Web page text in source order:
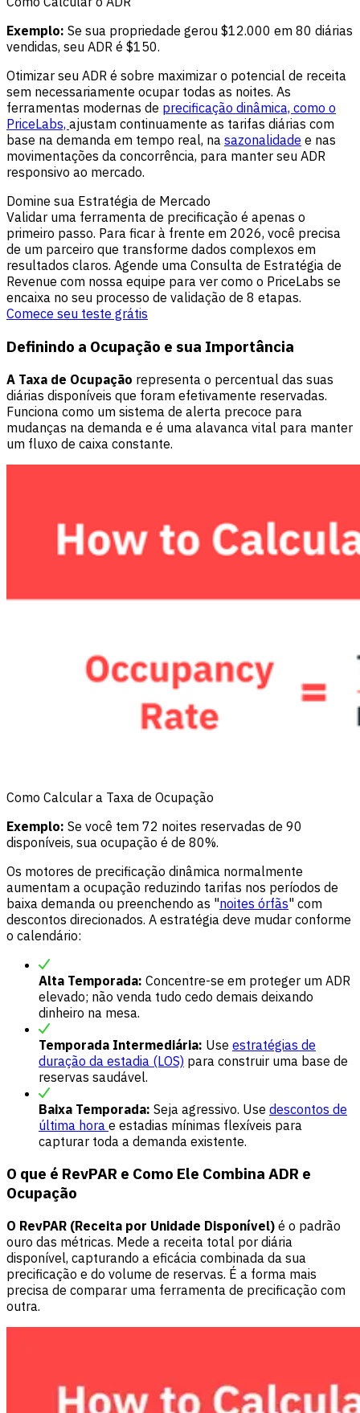
Exemplo: Se sua propriedade gerou $12.000 em 80 diárias
vendidas, seu ADR é $150.
Otimizar seu ADR é sobre maximizar o potencial de receita
sem necessariamente ocupar todas as noites. As
ferramentas modernas de precificação dinâmica, como o
PriceLabs, ajustam continuamente as tarifas diárias com
base na demanda em tempo real, na sazonalidade e nas
movimentações da concorrência, para manter seu ADR
responsivo ao mercado.
Domine sua Estratégia de Mercado
Validar uma ferramenta de precificação é apenas o
primeiro passo. Para ficar à frente em 2026, você precisa
de um parceiro que transforme dados complexos em
resultados claros. Agende uma Consulta de Estratégia de
Revenue com nossa equipe para ver como o PriceLabs se
encaixa no seu processo de validação de 8 etapas.
Comece seu teste grátis
Definindo a Ocupação e sua Importância
A Taxa de Ocupação representa o percentual das suas
diárias disponíveis que foram efetivamente reservadas.
Funciona como um sistema de alerta precoce para
mudanças na demanda e é uma alavanca vital para manter
um fluxo de caixa constante.
Como Calcular a Taxa de Ocupação
Exemplo: Se você tem 72 noites reservadas de 90
disponíveis, sua ocupação é de 80%.
Os motores de precificação dinâmica normalmente
aumentam a ocupação reduzindo tarifas nos períodos de
baixa demanda ou preenchendo as "noites órfãs" com
descontos direcionados. A estratégia deve mudar conforme
o calendário:
Alta Temporada: Concentre-se em proteger um ADR
elevado; não venda tudo cedo demais deixando
dinheiro na mesa.
Temporada Intermediária: Use estratégias de
duração da estadia (LOS) para construir uma base de
reservas saudável.
Baixa Temporada: Seja agressivo. Use descontos de
última hora e estadias mínimas flexíveis para
capturar toda a demanda existente.
O que é RevPAR e Como Ele Combina ADR e
Ocupação
O RevPAR (Receita por Unidade Disponível) é o padrão
ouro das métricas. Mede a receita total por diária
disponível, capturando a eficácia combinada da sua
precificação e do volume de reservas. É a forma mais
precisa de comparar uma ferramenta de precificação com
outra.